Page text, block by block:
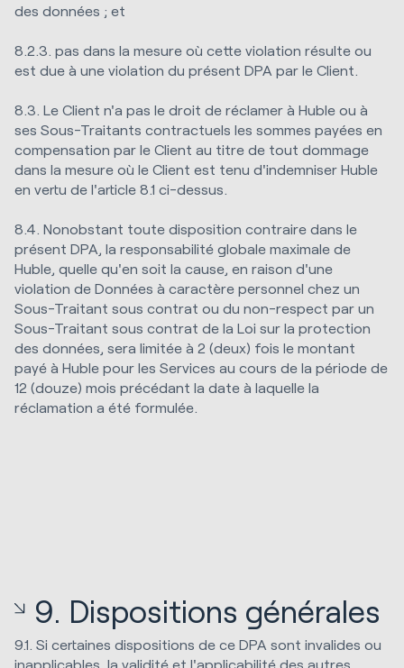
des données ; et
8.2.3. pas dans la mesure où cette violation résulte ou
est due à une violation du présent DPA par le Client.
8.3. Le Client n'a pas le droit de réclamer à Huble ou à
ses Sous-Traitants contractuels les sommes payées en
compensation par le Client au titre de tout dommage
dans la mesure où le Client est tenu d'indemniser Huble
en vertu de l'article 8.1 ci-dessus.
8.4. Nonobstant toute disposition contraire dans le
présent DPA, la responsabilité globale maximale de
Huble, quelle qu'en soit la cause, en raison d'une
violation de Données à caractère personnel chez un
Sous-Traitant sous contrat ou du non-respect par un
Sous-Traitant sous contrat de la Loi sur la protection
des données, sera limitée à 2 (deux) fois le montant
payé à Huble pour les Services au cours de la période de
12 (douze) mois précédant la date à laquelle la
réclamation a été formulée.
9. Dispositions générales
9.1. Si certaines dispositions de ce DPA sont invalides ou
inapplicables, la validité et l'applicabilité des autres